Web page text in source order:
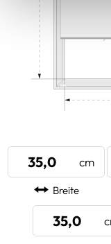
Breite